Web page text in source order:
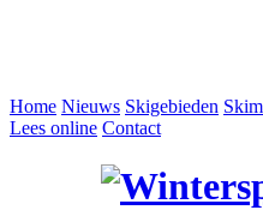
Home Nieuws Skigebieden
Lees online Contact